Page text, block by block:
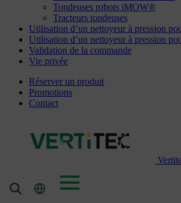
Tondeuses robots iMOW®
Tracteurs tondeuses
Utilisation d’un nettoyeur à pression
Utilisation d’un nettoyeur à pression
Validation de la commande
Vie privée
Réserver un produit
Promotions
Contact